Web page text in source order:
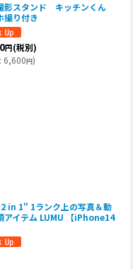
影スタンド キッチンくん
撮り付き
円(税別)
: 6,600円)
in 1" 1ランク上の写真＆動
アイテム LUMU 【iPhone14